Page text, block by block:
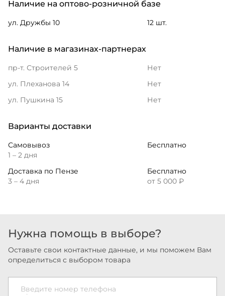
Наличие на оптово-розничной базе
ул. Дружбы 10 12 шт.
Наличие в магазинах-партнерах
пр-т. Строителей 5
Нет
ул. Плеханова 14
Нет
ул. Пушкина 15
Нет
Варианты доставки
Самовывоз
1 – 2 дня
Бесплатно
Доставка по Пензе
3 – 4 дня
Бесплатно
от 5 000 ₽
Нужна помощь в выборе?
Оставьте свои контактные данные, и мы поможем Вам
определиться с выбором товара
Введите номер телефона